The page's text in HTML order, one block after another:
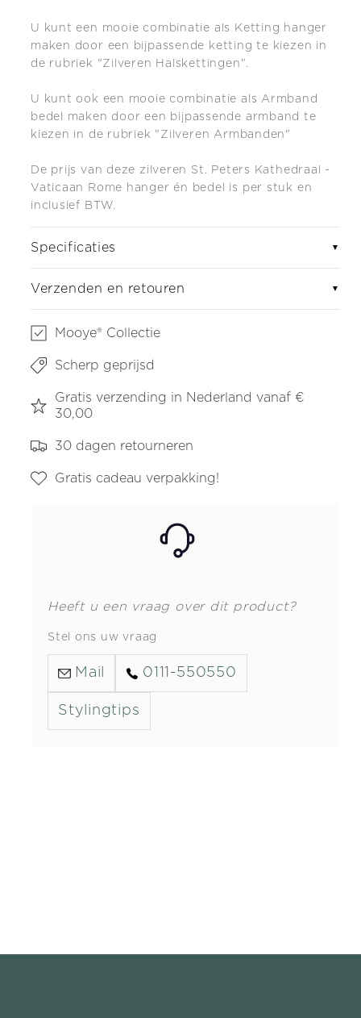
U kunt een mooie combinatie als Ketting hanger
maken door een bijpassende ketting te kiezen in
de rubriek "Zilveren Halskettingen".
U kunt ook een mooie combinatie als Armband
bedel maken do or een bijpassende armband te
kiezen in de rubriek "Zilveren Armbanden"
De prijs van deze zilveren St. Peters Kathedraal -
Vaticaan Rome hanger én bedel is per stuk en
inclusief BTW.
Specificaties ▼
Verzenden en retouren ▼
Mooye® Collectie
Scherp geprijsd
Gratis verzending in Nederland vanaf €
30,00
30 dagen retourneren
Gratis cadeau verpakking!
Heeft u een vraag over dit product?
Stel ons uw vraag
Mail 0111-550550
Stylingtips